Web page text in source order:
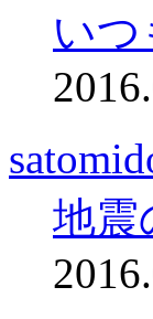
いつ
地震